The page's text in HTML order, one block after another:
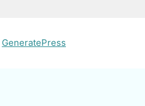
GeneratePress